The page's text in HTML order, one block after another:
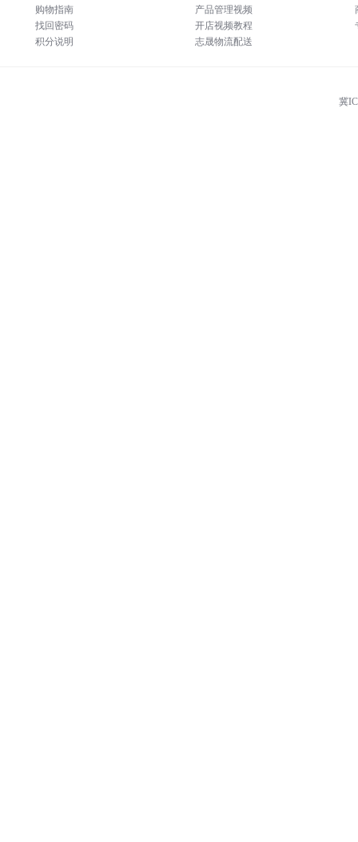
购物指南
找回密码
积分说明
产品管理视频
开店视频教程
志晟物流配送
冀